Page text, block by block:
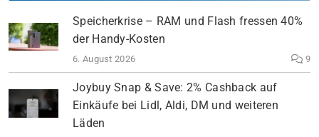
Speicherkrise – RAM und Flash fressen 40%
der Handy-Kosten
6. August 2026 9
Joybuy Snap & Save: 2% Cashback auf
Einkäufe bei Lidl, Aldi, DM und weiteren
Läden